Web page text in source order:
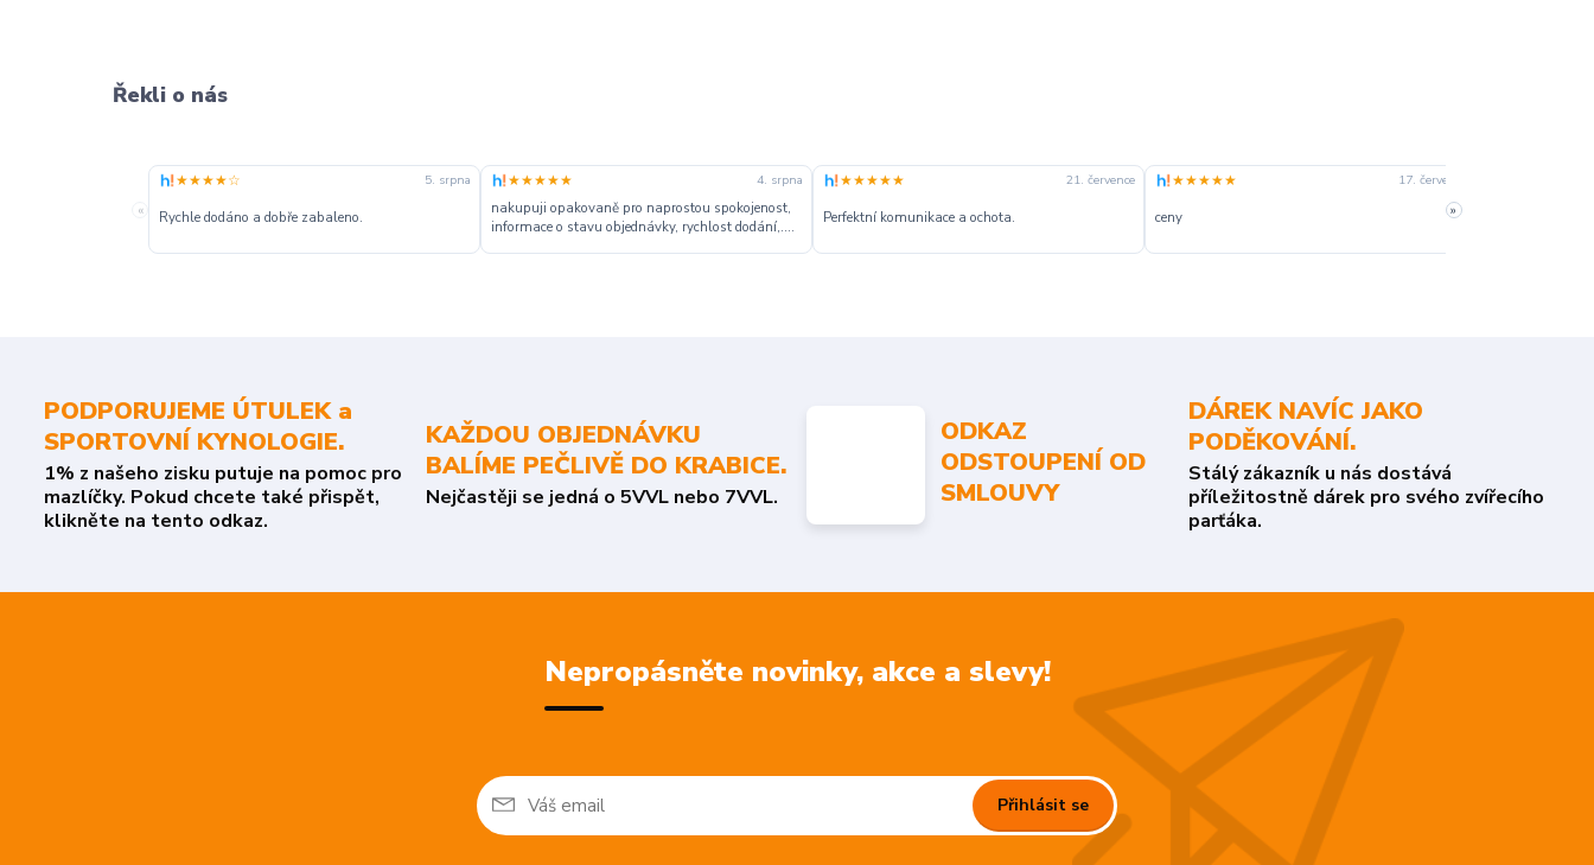
Řekli o nás
«
★★★★☆ 5. srpna
Rychle dodáno a dobře zabaleno.
★★★★★ 4. srpna
nakupuji opakovaně pro naprostou spokojenost,
informace o stavu objednávky, rychlost dodání,....
★★★★★ 21. července
Perfektní komunikace a ochota.
★★★★★ 17. července
ceny »
PODPORUJEME ÚTULEK a
SPORTOVNÍ KYNOLOGIE.
1% z našeho zisku putuje na pomoc pro
mazlíčky. Pokud chcete také přispět,
klikněte na tento odkaz.
KAŽDOU OBJEDNÁVKU
BALÍME PEČLIVĚ DO KRABICE.
Nejčastěji se jedná o 5VVL nebo 7VVL.
ODKAZ
ODSTOUPENÍ OD
SMLOUVY
DÁREK NAVÍC JAKO
PODĚKOVÁNÍ.
Stálý zákazník u nás dostává
příležitostně dárek pro svého zvířecího
parťáka.
Nepropásněte novinky, akce a slevy!
Přihlásit se